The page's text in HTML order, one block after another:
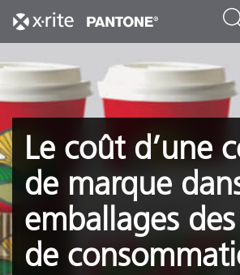
Le coût d’une
de marque
emballages
de